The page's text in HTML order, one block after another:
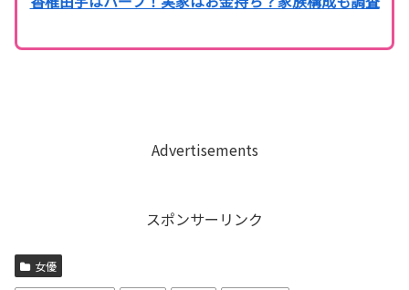
Advertisements
スポンサーリンク
女優